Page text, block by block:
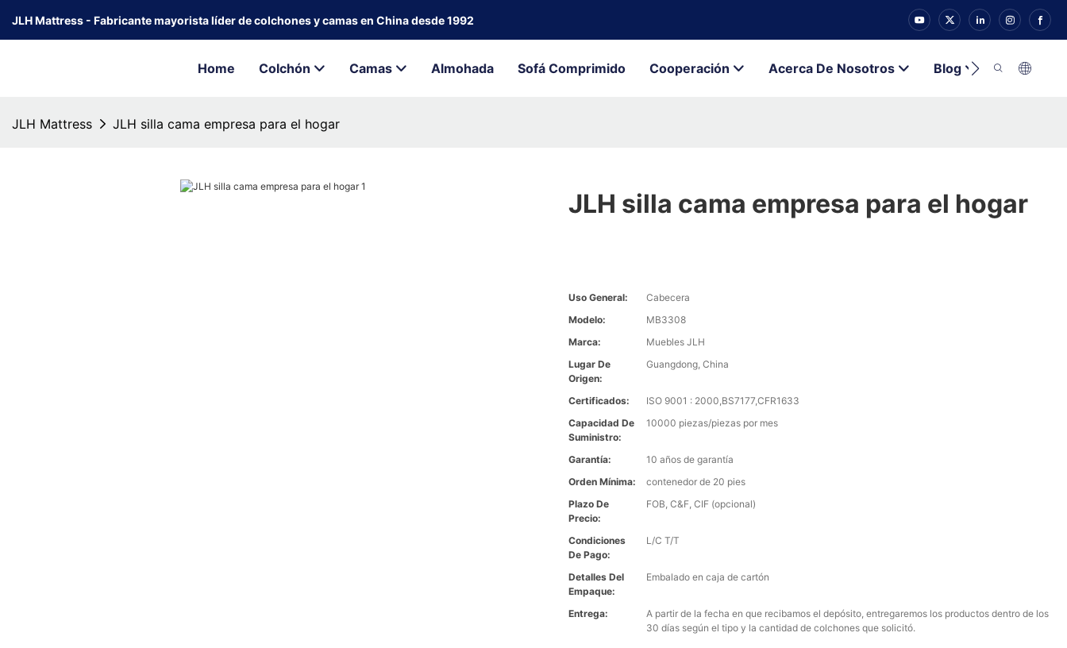
JLH Mattress - Fabricante mayorista líder de colchones y camas en China desde 1992
Home Colchón Camas Almohada Sofá Comprimido Cooperación Acerca De Nosotros Blog Contacto
JLH Mattress JLH silla cama empresa para el hogar
JLH silla cama empresa para el hogar
Uso General:
Cabecera
Modelo:
MB3308
Marca:
Muebles JLH
Lugar De
Origen:
Guangdong, China
Certificados:
ISO 9001 : 2000,BS7177,CFR1633
Capacidad De
Suministro:
10000 piezas/piezas por mes
Garantía:
10 años de garantía
Orden Mínima:
contenedor de 20 pies
Plazo De
Precio:
FOB, C&F, CIF (opcional)
Condiciones
De Pago:
L/C T/T
Detalles Del
Empaque:
Embalado en caja de cartón
Entrega:
A partir de la fecha en que recibamos el depósito, entregaremos los productos dentro de los
30 días según el tipo y la cantidad de colchones que solicitó.